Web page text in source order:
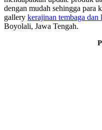
dengan mudah sehingga para
gallery kerajinan tembaga dan
Boyolali, Jawa Tengah.